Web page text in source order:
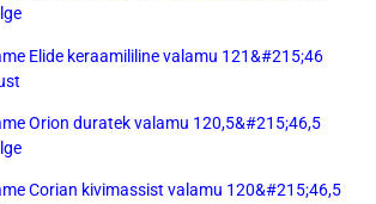
Elide keraamililine valamu 121&#215;46
Orion duratek valamu 120,5&#215;46,5
Corian kivimassist valamu 120&#215;46,5